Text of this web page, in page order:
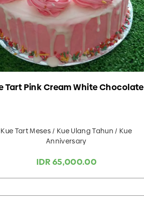
Tart Pink Cream White Chocolate
Kue Tart Meses / Kue Ulang Tahun / Kue
Anniversary
IDR 65,000.00